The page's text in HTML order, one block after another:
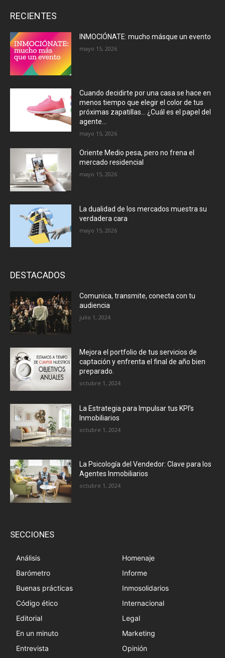
RECIENTES
INMOCIÓNATE: mucho másque un evento
mayo 15, 2026
Cuando decidirte por una casa se hace en
menos tiempo que elegir el color de tus
próximas zapatillas… ¿Cuál es el papel del
agente...
mayo 15, 2026
Oriente Medio pesa, pero no frena el
mercado residencial
mayo 15, 2026
La dualidad de los mercados muestra su
verdadera cara
mayo 15, 2026
DESTACADOS
Comunica, transmite, conecta con tu
audiencia
julio 1, 2024
Mejora el portfolio de tus servicios de
captación y enfrenta el final de año bien
preparado.
octubre 1, 2024
La Estrategia para Impulsar tus KPI’s
Inmobiliarios
octubre 1, 2024
La Psicología del Vendedor: Clave para los
Agentes Inmobiliarios
octubre 1, 2024
SECCIONES
Análisis
Barómetro
Buenas prácticas
Código ético
Editorial
En un minuto
Entrevista
Homenaje
Informe
Inmosolidarios
Internacional
Legal
Marketing
Opinión